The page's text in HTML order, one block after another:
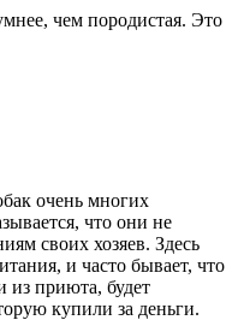
чем породистая. Это
очень многих
что они не
своих хозяев. Здесь
и часто бывает, что
из приюта, будет
купили за деньги.